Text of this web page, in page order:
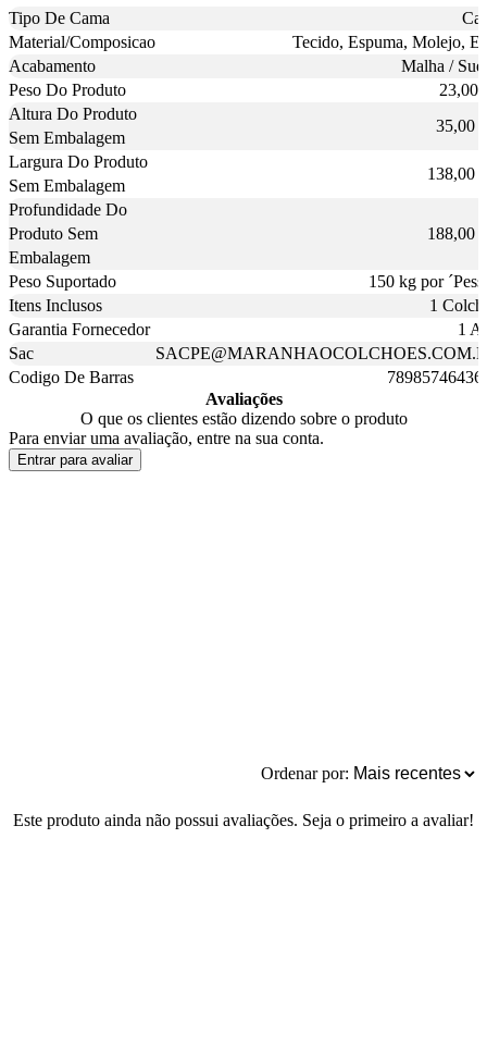
Tipo De Cama
Material/Composicao
Tecido, Espuma, Molejo,
Acabamento
Malha /
Peso Do Produto
23,00
Altura Do Produto
Sem Embalagem
35,00
Largura Do Produto
Sem Embalagem
138,00
Profundidade Do
Produto Sem
Embalagem
188,00
Peso Suportado
150 kg por
Itens Inclusos
1
Garantia Fornecedor
1
Sac
Codigo De Barras
Avaliações
O que os clientes estão dizendo sobre o produto
Para enviar uma avaliação, entre na sua conta.
Entrar para avaliar
Ordenar por:
Este produto ainda não possui avaliações. Seja o primeiro a avaliar!